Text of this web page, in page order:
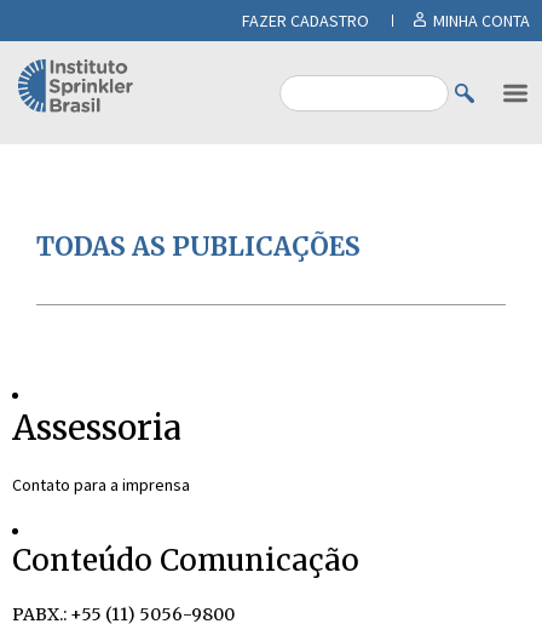
FAZER CADASTRO MINHA CONTA
TODAS AS PUBLICAÇÕES
Assessoria
Contato para a imprensa
Conteúdo Comunicação
PABX.: +55 (11) 5056-9800